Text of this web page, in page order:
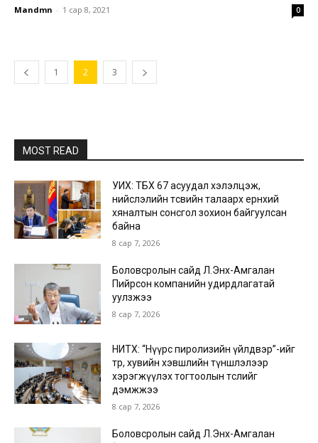
Mandmn - 1 сар 8, 2021 0
1 2 3
MOST READ
УИХ: ТБХ 67 асуудал хэлэлцэж,
нийслэлийн төсвийн талаарх ерөнхий
хяналтын сонсгол зохион байгуулсан
байна
8 сар 7, 2026
Боловсролын сайд Л.Энх-Амгалан
Пийрсон компанийн удирдлагатай
уулзжээ
8 сар 7, 2026
НИТХ: “Нүүрс пиролизийн үйлдвэр”-ийг
төр, хувийн хэвшлийн түншлэлээр
хэрэгжүүлэх тогтоолын төслийг
дэмжжээ
8 сар 7, 2026
Боловсролын сайд Л.Энх-Амгалан